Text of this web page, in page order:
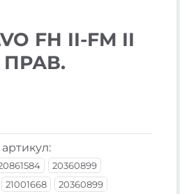
FH II-FM II
ПРАВ.
20360899
21001668 20360899